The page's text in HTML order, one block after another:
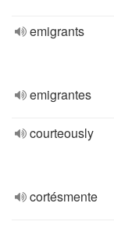
emigrants
emigrantes
courteously
cortésmente